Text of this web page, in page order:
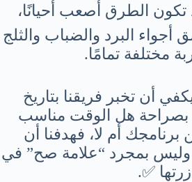
الطرق أصعب أحيانًا،
البرد والضباب والثلج
مختلفة تمامًا.
أن تخبر فريقنا بتاريخ
هل الوقت مناسب
أم لا، فهدفنا أن
وليس بمجرد “علامة صح” في
✅.